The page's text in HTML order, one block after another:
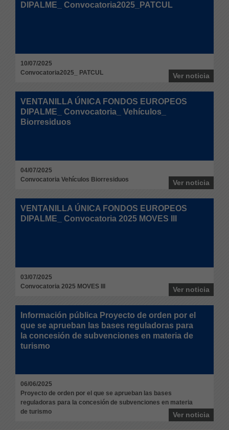
DIPALME_ Convocatoria2025_PATCUL
10/07/2025
Convocatoria2025_ PATCUL
Ver noticia
VENTANILLA ÚNICA FONDOS EUROPEOS
DIPALME_ Convocatoria_ Vehículos_
Biorresiduos
04/07/2025
Convocatoria Vehículos Biorresiduos
Ver noticia
VENTANILLA ÚNICA FONDOS EUROPEOS
DIPALME_ Convocatoria 2025 MOVES III
03/07/2025
Convocatoria 2025 MOVES III
Ver noticia
Información pública Proyecto de orden por el
que se aprueban las bases reguladoras para
la concesión de subvenciones en materia de
turismo
06/06/2025
Proyecto de orden por el que se aprueban las bases
reguladoras para la concesión de subvenciones en materia
de turismo
Ver noticia